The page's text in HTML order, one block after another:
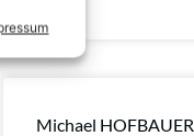
Michael HOFBAUER